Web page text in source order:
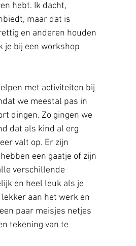
hebt. Ik dacht,
maar dat is
en anderen houden
je bij een workshop
met activiteiten bij
we meestal pas in
dingen. Zo gingen we
dat als kind al erg
valt op. Er zijn
een gaatje of zijn
verschillende
en heel leuk als je
aan het werk en
paar meisjes netjes
tekening van te